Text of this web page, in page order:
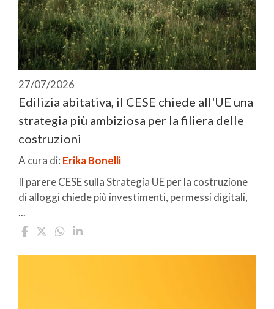
27/07/2026
Edilizia abitativa, il CESE chiede all'UE una
strategia più ambiziosa per la filiera delle
costruzioni
A cura di: Erika Bonelli
Il parere CESE sulla Strategia UE per la costruzione
di alloggi chiede più investimenti, permessi digitali,
...